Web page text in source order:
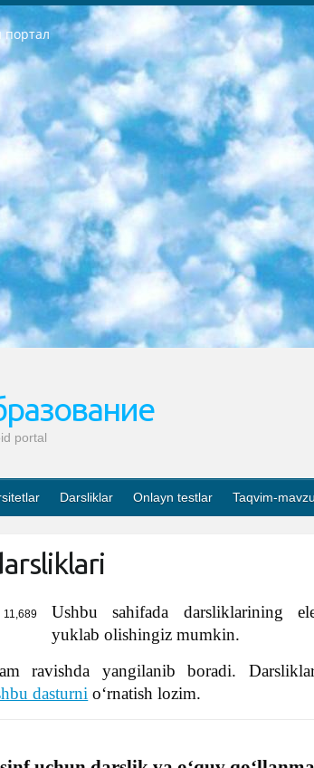
средние школы и специальные учебные заведения учащиеся выпускных классов школ и интернатов в агентской системе подготовка базы данных экзаменационных материалов и критериев оценки; перевод базы экзаменационных материалов на все языки обучения подать в Республиканский образовательный центр для изготовления; варианты экзаменов на основе разработанных контрольных материалов пусть будут поставлены задачи формирования. 3. Республиканский образовательный центр (Ш.Худайкулов) до 5 апреля 2024 года. до: база данных предоставленных экзаменационных материалов на все языки обучения перевод и экспертиза; для слепых, слабовидящих, глухих, слабослышащих и умственно отсталых детей учащиеся выпускных классов специализированных школ и школ-интернатов база данных экзаменационных материалов на всех преподаваемых языках подготовка критериев оценки; специализированные школы для умственно отсталых детей и технологии для учащихся выпускных классов школ-интернатов разработка соответствующих рекомендаций и критериев проведения ЕГЭ по естествознанию давать задания. 4. Педагогический при специализированных образовательных учреждениях. Научно-практический центр навыков и международной оценки (Д.Давидова), Республика образовательный центр (Худайкулов Ш.) итоговый государственный аттестационный экзамен ориентирован на творческое и логическое мышление при подготовке базы материалов учитывать введение заданий. 5. Следует отметить, что: сертификат государственного образца о знании общеобразовательного предмета и как минимум национальный уровень B1 по предметам на иностранных языках, указанным в Приложении 2. или международно признанный сертификат эквивалентного уровня студенты, изучающие определенный предмет, освобождаются от экзамена; по соответствующим предметам запланирована итоговая государственная аттестация за день до дня, путем жеребьевки Рабочей группой (в письменной форме по предметам, проводимым в форме) из числа сформированных вариантов выбрано 2 варианта; 2 выбранных варианта экзамена анонсированы на официальном сайте министерства и все выпускники по всей стране на основе этих вариантов проводит итоговую государственную аттестацию. 6. Государственное образование учащихся средних общеобразовательных учреждений. знания в соответствии с квалификационными требованиями, которые необходимо приобрести на основании стандартов итоговый (выпускной) контроль для 9 и 11 классов в целях тестирования Экзамены (далее – экзамены) состоят из предметов, перечисленных в приложении 1. будет сделано. 7. Экзамены пройдут с 26 мая по 15 июня 2024 г. (кроме науки физического воспитания). 8. Физическая для учащихся 9 классов общесредних образовательных учреждений. Экзамены по предмету «Образование, квалификация медицина» 1-6 мая 2024 года. сотрудники перевести под присмотр (с отклонениями в физическом или умственном развитии) специализированная школа для детей, школы-интернаты и со сколиозом школы-интернаты санаторного типа для больных детей исключены). 9. Он был слепым, слабовидящим и имел нарушения опорно-двигательного аппарата. экзамены в специализированных школах и интернатах для детей должны проводиться исходя из требований, предъявляемых к общеобразовательным учреждениям (физкультура кроме науки). 10. Специализированная школа для глухих и слабослышащих детей. и экзамены в интернатах и быть реализован в виде письменного теста по математике. 11. Специальность для умственно отсталых детей. Для 9 класса Родной язык и
portal
Darsliklar Onlayn testlar Taqvim-
11,689
Ushbu sahifada darsliklarining
yuklab olishingiz mumkin.
ravishda yangilanib boradi.
dasturni o‘rnatish lozim.